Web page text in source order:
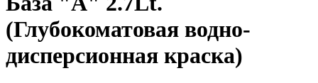
(Глубокоматовая водно-
дисперсионная краска)